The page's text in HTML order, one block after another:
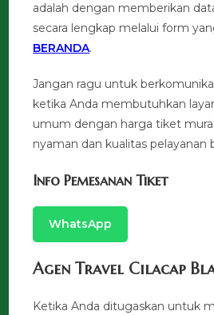
adalah dengan memberikan
secara lengkap melalui form
BERANDA.
Jangan ragu untuk
ketika Anda membutuhkan
umum dengan harga tiket
nyaman dan kualitas pelayanan
Info Pemesanan Tiket
WhatsApp
Agen Travel Cilacap
Ketika Anda ditugaskan untuk